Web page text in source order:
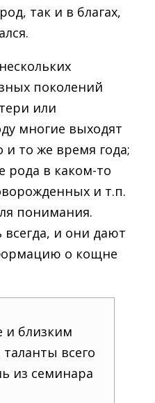
так и в благах,
поколений
или
многие выходят
то же время года;
рода в каком-то
и т.п.
понимания.
всегда, и они дают
о кощне
и близким
всего
из семинара